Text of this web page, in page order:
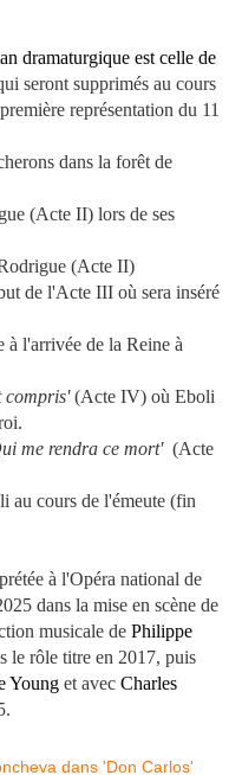
dramaturgique est celle de
seront supprimés au cours
représentation du 11
dans la forêt de
(Acte II) lors de ses
(Acte II)
de l'Acte III où sera inséré
l'arrivée de la Reine à
compris'(Acte IV) où Eboli
me rendra ce mort' (Acte
au cours de l'émeute (fin
à l'Opéra national de
dans la mise en scène de
musicale de Philippe
le rôle titre en 2017, puis
Young et avec Charles